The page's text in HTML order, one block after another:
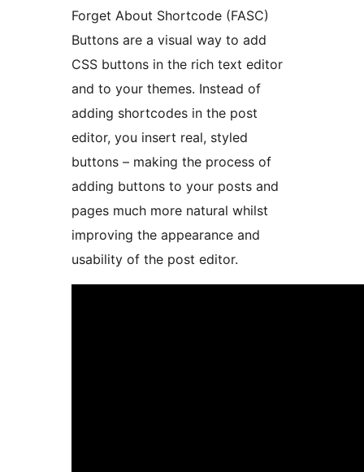
Forget About Shortcode (FASC)
Buttons are a visual way to add
CSS buttons in the rich text editor
and to your themes. Instead of
adding shortcodes in the post
editor, you insert real, styled
buttons – making the process of
adding buttons to your posts and
pages much more natural whilst
improving the appearance and
usability of the post editor.